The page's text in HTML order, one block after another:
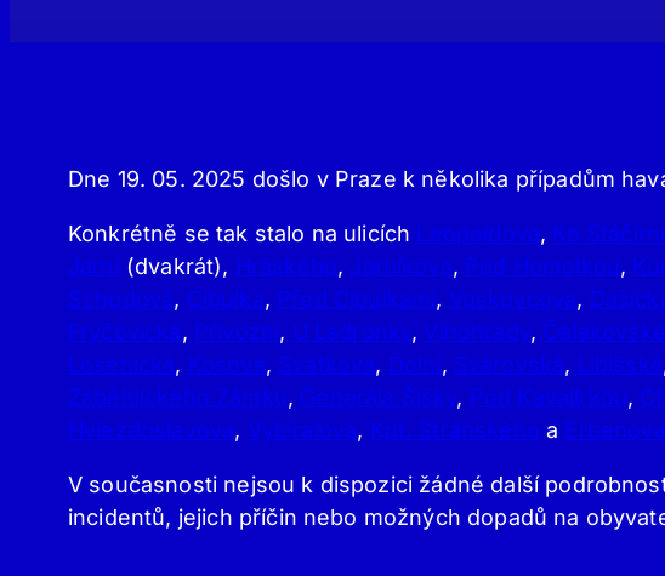
Dne 19. 05. 2025 došlo v Praze k několika případům
Konkrétně se tak stalo na ulicích Leopoldova, Ke
Jarní(dvakrát), Hráského, Jarníkova, Pod Homolkou,
Schodová, Cibulka, Před Cibulkami, Voskovcova,
Fryčovická, Přívozní, U Ladronky, Vinohrady,
Losenická, Kosova, Svátkova, Dolní, Svárovská, Libišská
Záběhlického Zámku, Generála Šišky, Pod Kavalírkou,
Hviezdoslavova, Vybíralova, Kpt. Stránského a Erbenova
V současnosti nejsou k dispozici žádné další
incidentů, jejich příčin nebo možných dopadů na